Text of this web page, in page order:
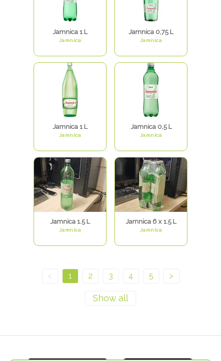
Jamnica 1 L
Jamnica
Jamnica 0,75 L
Jamnica
Jamnica 1 L
Jamnica
Jamnica 0,5 L
Jamnica
Jamnica 1.5 L
Jamnica
Jamnica 6 x 1.5 L
Jamnica
< 1 2 3 4 5 >